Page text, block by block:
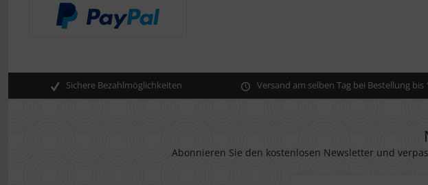
Sichere Bezahlmöglichkeiten Versand am selben Tag bei Bestellung bis
Abonnieren Sie den kostenlosen Newsletter und